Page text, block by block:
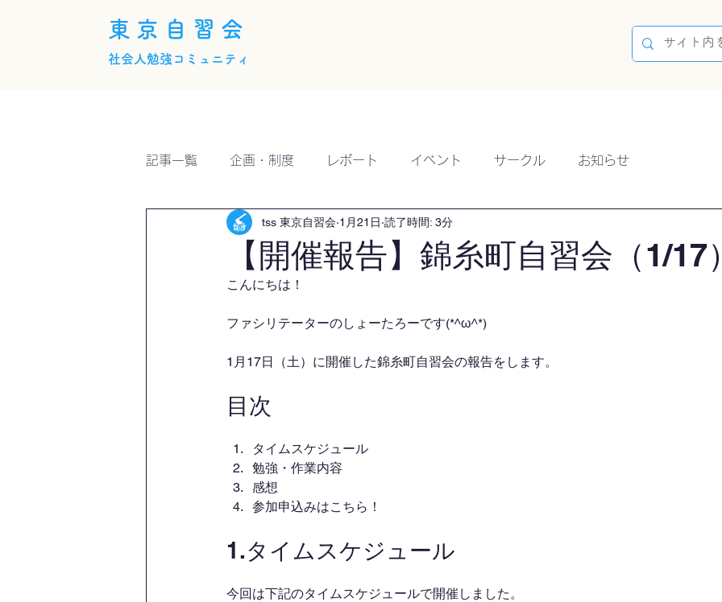
東京自習会
社会人勉強コミュニティ
記事一覧 企画・制度 レポート イベント サークル お知らせ
【開催報告】錦糸町自習会（1/17）
tss 東京自習会 1月21日 読了時間: 3分
こんにちは！
ファシリテーターのしょーたろーです(*^ω^*)
1月17日（土）に開催した錦糸町自習会の報告をします。
目次
タイムスケジュール
勉強・作業内容
感想
参加申込みはこちら！
1.タイムスケジュール
今回は下記のタイムスケジュールで開催しました。